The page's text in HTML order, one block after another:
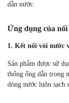
dẫn nước.
Ứng dụng của
1. Kết nối vòi nước
Sản phẩm được sử
thống ống dẫn trong
dòng nước luôn sạch